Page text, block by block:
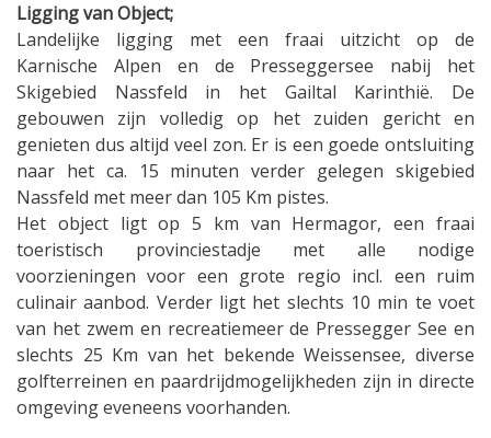
Ligging van Object;
Landelijke ligging met een fraai uitzicht op de
Karnische Alpen en de Presseggersee nabij het
Skigebied Nassfeld in het Gailtal Karinthië. De
gebouwen zijn volledig op het zuiden gericht en
genieten dus altijd veel zon. Er is een goede ontsluiting
naar het ca. 15 minuten verder gelegen skigebied
Nassfeld met meer dan 105 Km pistes.
Het object ligt op 5 km van Hermagor, een fraai
toeristisch provinciestadje met alle nodige
voorzieningen voor een grote regio incl. een ruim
culinair aanbod. Verder ligt het slechts 10 min te voet
van het zwem en recreatiemeer de Pressegger See en
slechts 25 Km van het bekende Weissensee, diverse
golfterreinen en paardrijdmogelijkheden zijn in directe
omgeving eveneens voorhanden.